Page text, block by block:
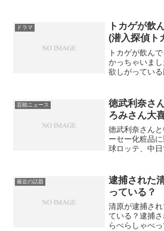
だけ演技がう
う。演技力と
ドラマ
トカゲが飲
(潜入探偵ト
トカゲが飲ん
かっちゃいま
欲しがっている
のかスルスル
いるのか初め
芸能ニュース
徳武利奈さ
ろみさん大
徳武利奈さん
ーセー化粧品
球ロッテ、中日
子を妊娠した
さんは大喜びだ
最近の話題
逮捕された
っている？
清原が逮捕さ
ている？逮捕
らぺらしゃべ